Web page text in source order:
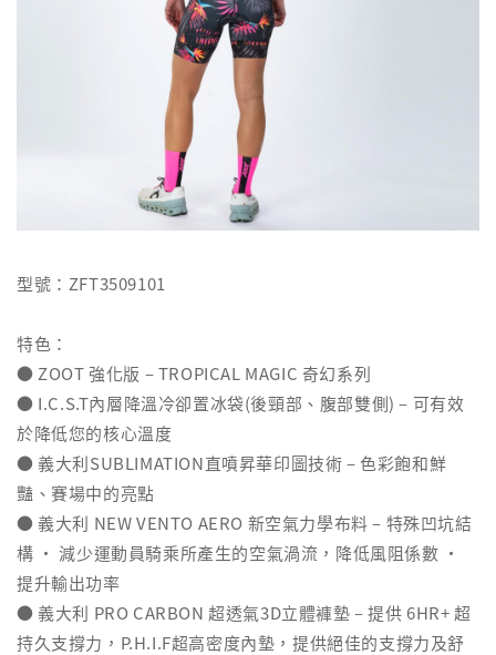
型號：ZFT3509101
特色：
● ZOOT 強化版 – TROPICAL MAGIC 奇幻系列
● I.C.S.T內層降溫冷卻置冰袋(後頸部、腹部雙側) – 可有效
於降低您的核心溫度
● 義大利SUBLIMATION直噴昇華印圖技術 – 色彩飽和鮮
豔、賽場中的亮點
● 義大利 NEW VENTO AERO 新空氣力學布料 – 特殊凹坑結
構 ‧ 減少運動員騎乘所產生的空氣渦流，降低風阻係數 ‧
提升輸出功率
● 義大利 PRO CARBON 超透氣3D立體褲墊 – 提供 6HR+ 超
持久支撐力，P.H.I.F超高密度內墊，提供絕佳的支撐力及舒